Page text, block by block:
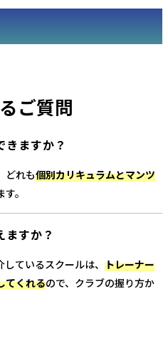
ご質問
きますか？
どれも個別カリキュラムとマンツ
。
ますか？
ているスクールは、 トレーナー
てくれるので、クラブの握り方か